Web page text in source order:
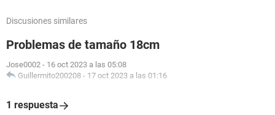
Discusiones similares
Problemas de tamaño 18cm
Jose0002 - 16 oct 2023 a las 05:08
Guillermito200208 - 17 oct 2023 a las 01:16
1 respuesta